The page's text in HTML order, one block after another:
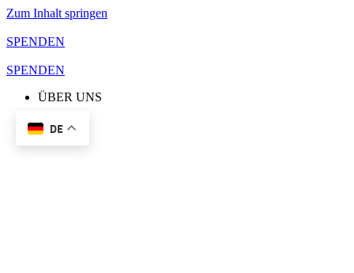
Zum Inhalt springen
SPENDEN
SPENDEN
ÜBER UNS
DE